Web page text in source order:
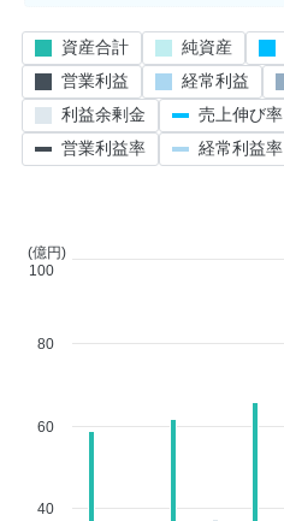
40
60
80
(億円)
100
資産合計 純資産
営業利益
経常利益
利益余剰金
売上伸び率
営業利益率
経常利益率